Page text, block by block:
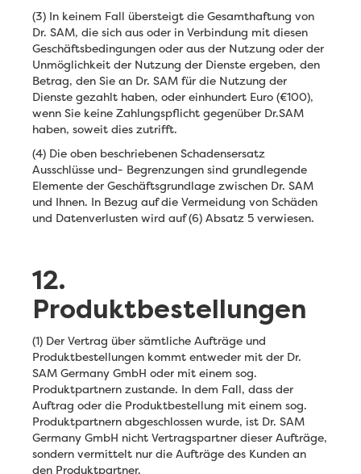
(3) In keinem Fall übersteigt die Gesamthaftung von
Dr. SAM, die sich aus oder in Verbindung mit diesen
Geschäftsbedingungen oder aus der Nutzung oder der
Unmöglichkeit der Nutzung der Dienste ergeben, den
Betrag, den Sie an Dr. SAM für die Nutzung der
Dienste gezahlt haben, oder einhundert Euro (€100),
wenn Sie keine Zahlungspflicht gegenüber Dr.SAM
haben, soweit dies zutrifft.
(4) Die oben beschriebenen Schadensersatz
Ausschlüsse und- Begrenzungen sind grundlegende
Elemente der Geschäftsgrundlage zwischen Dr. SAM
und Ihnen. In Bezug auf die Vermeidung von Schäden
und Datenverlusten wird auf (6) Absatz 5 verwiesen.
12.
Produktbestellungen
(1) Der Vertrag über sämtliche Aufträge und
Produktbestellungen kommt entweder mit der Dr.
SAM Germany GmbH oder mit einem sog.
Produktpartnern zustande. In dem Fall, dass der
Auftrag oder die Produktbestellung mit einem sog.
Produktpartnern abgeschlossen wurde, ist Dr. SAM
Germany GmbH nicht Vertragspartner dieser Aufträge,
sondern vermittelt nur die Aufträge des Kunden an
den Produktpartner.